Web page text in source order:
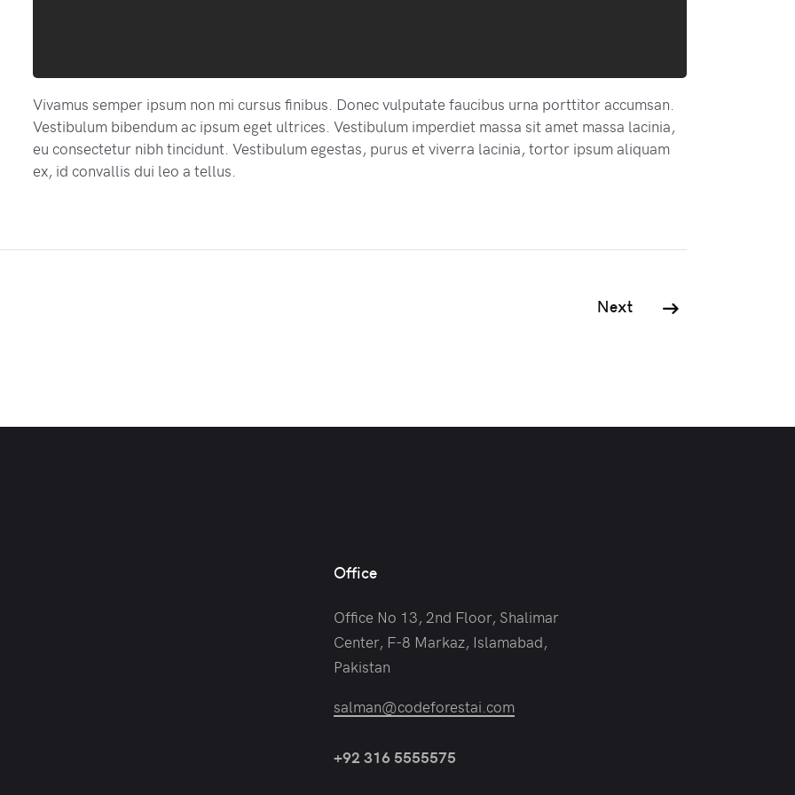
Vivamus semper ipsum non mi cursus finibus. Donec vulputate faucibus urna porttitor accumsan.
Vestibulum bibendum ac ipsum eget ultrices. Vestibulum imperdiet massa sit amet massa lacinia,
eu consectetur nibh tincidunt. Vestibulum egestas, purus et viverra lacinia, tortor ipsum aliquam
ex, id convallis dui leo a tellus.
Next
Office
Office No 13, 2nd Floor, Shalimar
Center, F-8 Markaz, Islamabad,
Pakistan
salman@codeforestai.com
+92 316 5555575